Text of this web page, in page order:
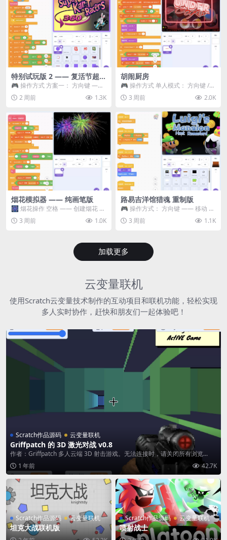
特别试玩版 2 —— 复活节超级
卡丁车赛
🎮 操作方式 方案一： 方向键 ——
移动 Z —— 跳跃 / 漂移 方案二： ...
2 周前 1.3K
胡闹厨房
🎮 操作方式 单人模式： 方向键 /
WASD —— 移动 Z / K —— 抓...
3 周前 2.0K
烟花模拟器 —— 纯画笔版
🎆 烟花操作 空格 —— 创建烟花 1
~ 3 —— 切换烟花类型 普通烟花
嘶...3 周前 1.0K
路易吉洋馆猎魂 重制版
🎮 操作方式： 方向键 —— 移动 &
跳跃 空格 —— 打开宝箱 将你...
3 周前 1.1K
加载更多
云变量联机
使用Scratch云变量技术制作的互动项目和联机功能，轻松实现
多人实时协作，赶快和朋友们一起体验吧！
Scratch作品源码 云变量联机
Griffpatch 的 3D 激光对战 v0.8
作者：Griffpatch 多人云端 3D 射击游戏。无法连接时，请关闭所有浏览...
1 年前
42.7K
Scratch作品源码 云变量联机
坦克大战联机版
Scratch作品源码 云变量联机
喷射战士